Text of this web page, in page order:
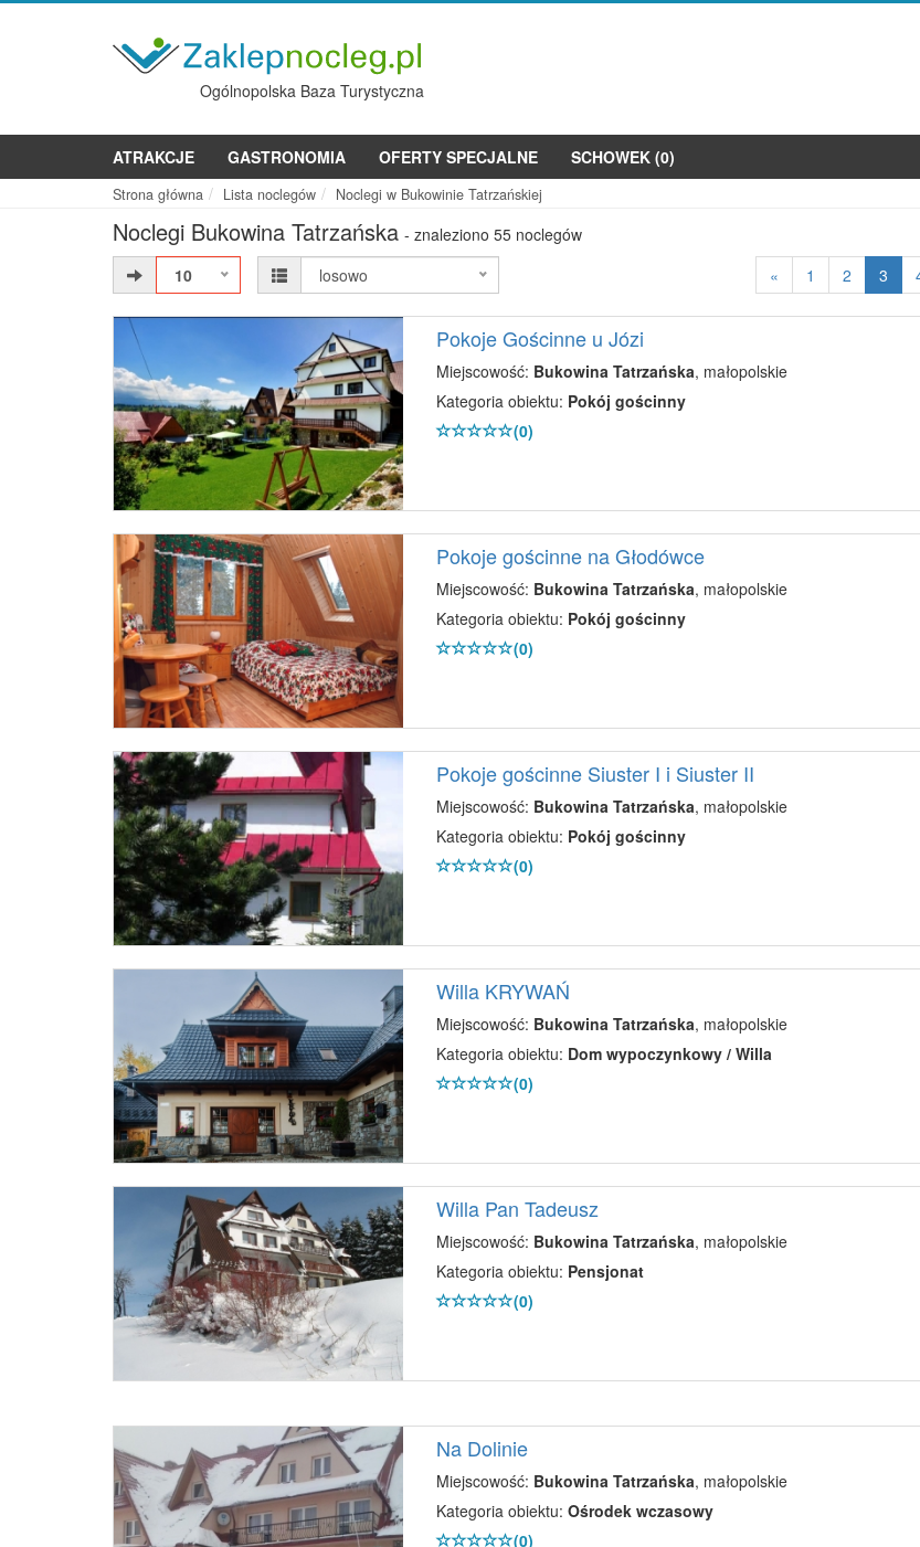
Ogólnopolska Baza Turystyczna
ATRAKCJE GASTRONOMIA OFERTY SPECJALNE SCHOWEK (0)
Strona główna Lista noclegów Noclegi w Bukowinie Tatrzańskiej
Noclegi Bukowina Tatrzańska - znaleziono 55 noclegów
10
losowo « 1 2 3
Pokoje Gościnne u Józi
Miejscowość: Bukowina Tatrzańska, małopolskie
Kategoria obiektu: Pokój gościnny
(0)
Pokoje gościnne na Głodówce
Miejscowość: Bukowina Tatrzańska, małopolskie
Kategoria obiektu: Pokój gościnny
(0)
Pokoje gościnne Siuster I i Siuster II
Miejscowość: Bukowina Tatrzańska, małopolskie
Kategoria obiektu: Pokój gościnny
(0)
Willa KRYWAŃ
Miejscowość: Bukowina Tatrzańska, małopolskie
Kategoria obiektu: Dom wypoczynkowy / Willa
(0)
Willa Pan Tadeusz
Miejscowość: Bukowina Tatrzańska, małopolskie
Kategoria obiektu: Pensjonat
(0)
Na Dolinie
Miejscowość: Bukowina Tatrzańska, małopolskie
Kategoria obiektu: Ośrodek wczasowy
(0)